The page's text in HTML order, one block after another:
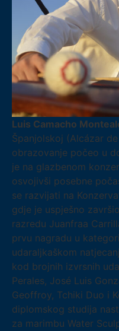
Luis Camacho
Španjolskoj (Alcázar
obrazovanje počeo u
je na glazbenom
osvojivši posebne
se razvijati na
gdje je uspješno
razredu Juanfraa
prvu nagradu u
udaraljkaškom
kod brojnih izvrsnih
Perales, José Luis
Geoffroy, Tchiki Duo i
diplomskog studija
za marimbu Water